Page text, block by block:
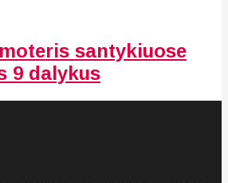
santykiuose
9 dalykus